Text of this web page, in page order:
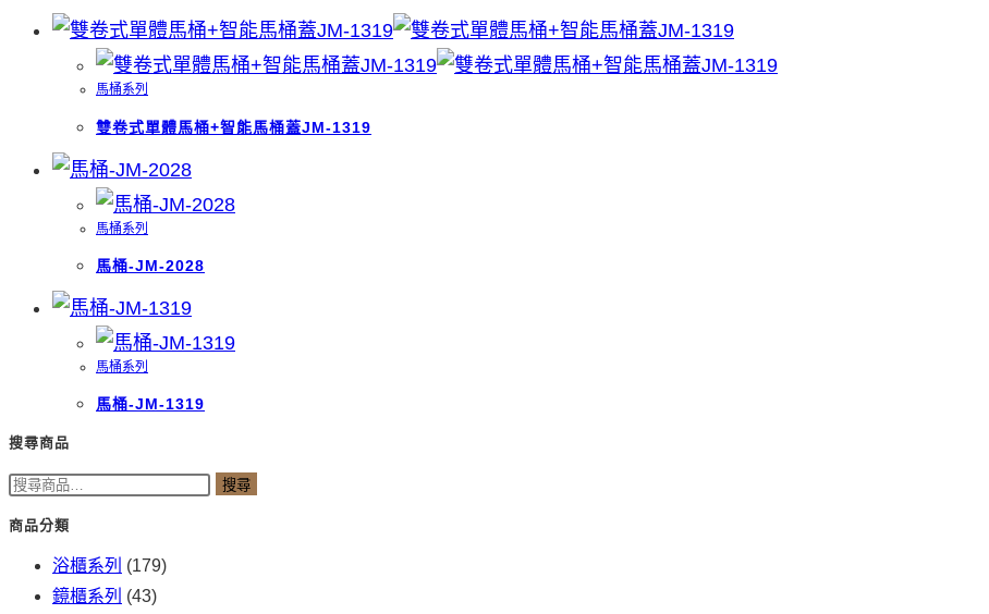
馬桶系列
雙卷式單體馬桶+智能馬桶蓋JM-1319
馬桶系列
馬桶-JM-2028
馬桶系列
馬桶-JM-1319
搜尋商品
搜尋
商品分類
浴櫃系列 (179)
鏡櫃系列 (43)